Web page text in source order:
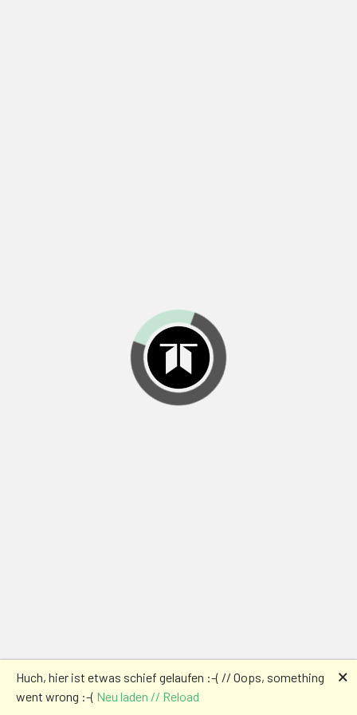
Huch, hier ist etwas schief gelaufen :-( // Oops, something
went wrong :-( Neu laden // Reload
🗙